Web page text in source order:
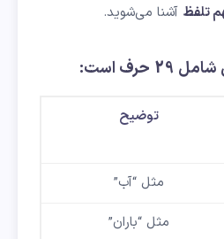
تلفظ آشنا می‌شوید.
حرف است:
توضیح
مثل “آب”
مثل “باران”